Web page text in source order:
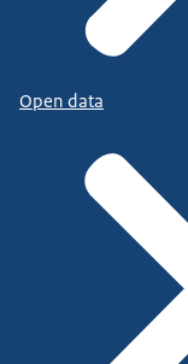
Open data